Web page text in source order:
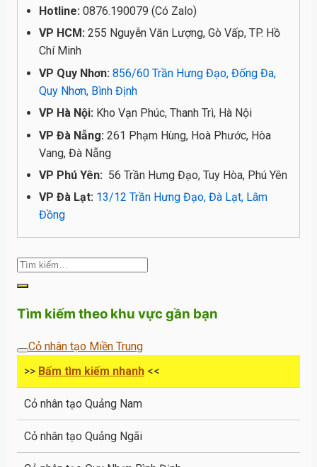
Hotline: 0876.190079 (Có Zalo)
VP HCM: 255 Nguyễn Văn Lượng, Gò Vấp, TP. Hồ
Chí Minh
VP Quy Nhơn: 856/60 Trần Hưng Đạo, Đống Đa,
Quy Nhơn, Bình Định
VP Hà Nội: Kho Vạn Phúc, Thanh Trì, Hà Nội
VP Đà Nẵng: 261 Phạm Hùng, Hoà Phước, Hòa
Vang, Đà Nẵng
VP Phú Yên: 56 Trần Hưng Đạo, Tuy Hòa, Phú Yên
VP Đà Lạt: 13/12 Trần Hưng Đạo, Đà Lạt, Lâm
Đồng
Tìm kiếm theo khu vực gần bạn
Cỏ nhân tạo Miền Trung
>> Bấm tìm kiếm nhanh <<
Cỏ nhân tạo Quảng Nam
Cỏ nhân tạo Quảng Ngãi